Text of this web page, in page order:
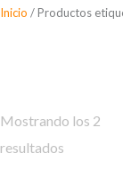
Saltar
Inicio / Productos
Mostrando los 2
resultados